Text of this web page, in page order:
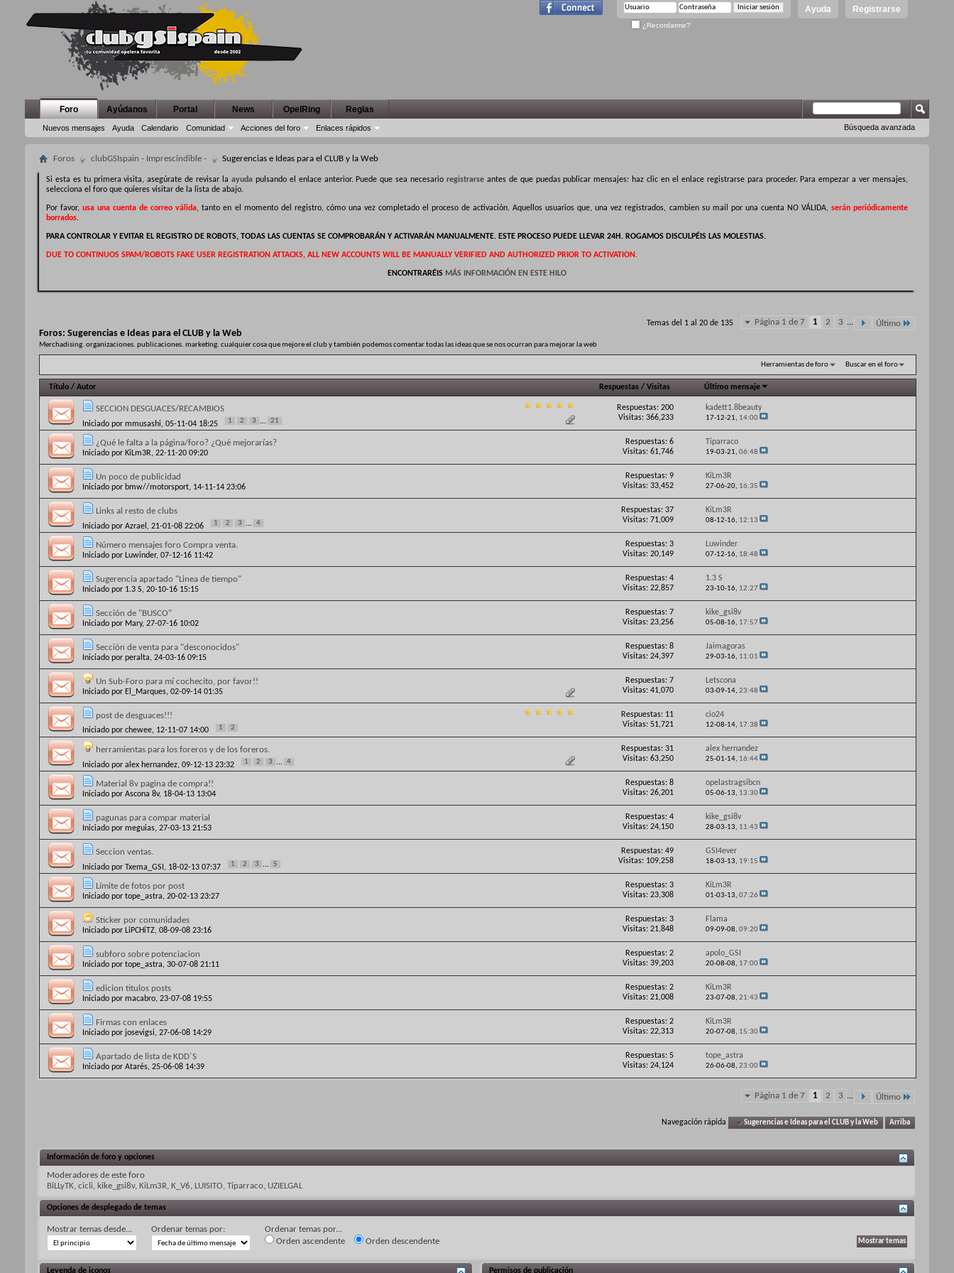
Registrarse
Ayuda
¿Recordarme?
Foro
Nuevos mensajes Ayuda Calendario Comunidad Acciones del foro Enlaces rápidos
Ayúdanos Portal News OpelRing Reglas
Búsqueda avanzada
Foros clubGSIspain - Imprescindible - Sugerencias e Ideas para el CLUB y la Web
Si esta es tu primera visita, asegúrate de revisar la ayudapulsando el enlace anterior. Puede que sea necesarioregistrarse antes de que puedas publicar mensajes: haz clic en el enlace registrarse para proceder. Para empezar a ver mensajes,
selecciona el foro que quieres visitar de la lista de abajo.
Por favor,usa una cuenta de correo válida, tanto en el momento del registro, cómo una vez completado el proceso de activación. Aquellos usuarios que, una vez registrados, cambien su mail por una cuenta NO VÁLIDA, serán periódicamente
borrados.
PARA CONTROLAR Y EVITAR EL REGISTRO DE ROBOTS, TODAS LAS CUENTAS SE COMPROBARÁN Y ACTIVARÁN MANUALMENTE. ESTE PROCESO PUEDE LLEVAR 24H. ROGAMOS DISCULPÉIS LAS MOLESTIAS.
DUE TO CONTINUOS SPAM/ROBOTS FAKE USER REGISTRATION ATTACKS, ALL NEW ACCOUNTS WILL BE MANUALLY VERIFIED AND AUTHORIZED PRIOR TO ACTIVATION.
ENCONTRARÉIS MÁS INFORMACIÓN EN ESTE HILO
Página 1 de 7 1 2 3 ... Último
Temas del 1 al 20 de 135
Foros: Sugerencias e Ideas para el CLUB y la Web
Merchadising. organizaciones. publicaciones. marketing. cualquier cosa que mejore el club y también podemos comentar todas las ideas que se nos ocurran para mejorar la web
Herramientas de foro Buscar en el foro
Título / Autor Respuestas /Visitas Último mensaje
SECCION DESGUACES/RECAMBIOS
Iniciado por mmusashi, 05-11-04 18:25 1 2 3 ... 21
Respuestas: 200
Visitas: 366,233
kadett1.8beauty
17-12-21, 14:00
¿Qué le falta a la página/foro? ¿Qué mejorarías?
Iniciado por KiLm3R, 22-11-20 09:20
Respuestas: 6
Visitas: 61,746
Tiparraco
19-03-21, 06:48
Un poco de publicidad
Iniciado por bmw//motorsport, 14-11-14 23:06
Respuestas: 9
Visitas: 33,452
KiLm3R
27-06-20, 16:35
Links al resto de clubs
Iniciado por Azrael , 21-01-08 22:06 1 2 3 ... 4
Respuestas: 37
Visitas: 71,009
KiLm3R
08-12-16, 12:13
Número mensajes foro Compra venta.
Iniciado por Luwinder, 07-12-16 11:42
Respuestas: 3
Visitas: 20,149
Luwinder
07-12-16, 18:48
Sugerencia apartado "Linea de tiempo"
Iniciado por 1.3 S, 20-10-16 15:15
Respuestas: 4
Visitas: 22,857
1.3 S
23-10-16, 12:27
Sección de "BUSCO"
Iniciado por Mary, 27-07-16 10:02
Respuestas: 7
Visitas: 23,256
kike_gsi8v
05-08-16, 17:57
Sección de venta para "desconocidos"
Iniciado por peralta, 24-03-16 09:15
Respuestas: 8
Visitas: 24,397
Jaimagoras
29-03-16, 11:01
Un Sub-Foro para mí cochecito, por favor!!
Iniciado por El_Marques, 02-09-14 01:35
Respuestas: 7
Visitas: 41,070
Letscona
03-09-14, 23:48
post de desguaces!!!
Iniciado por chewee, 12-11-07 14:00 1 2
Respuestas: 11
Visitas: 51,721
cio24
12-08-14, 17:38
herramientas para los foreros y de los foreros.
Iniciado por alex hernandez, 09-12-13 23:32 1 2 3 ... 4
Respuestas: 31
Visitas: 63,250
alex hernandez
25-01-14, 16:44
Material 8v pagina de compra!!
Iniciado por Ascona 8v, 18-04-13 13:04
Respuestas: 8
Visitas: 26,201
opelastragsibcn
05-06-13, 13:30
pagunas para compar material
Iniciado por meguias, 27-03-13 21:53
Respuestas: 4
Visitas: 24,150
kike_gsi8v
28-03-13, 11:43
Seccion ventas.
Iniciado por Txema_GSI , 18-02-13 07:37 1 2 3 ... 5
Respuestas: 49
Visitas: 109,258
GSI4ever
18-03-13, 19:15
Límite de fotos por post
Iniciado por tope_astra, 20-02-13 23:27
Respuestas: 3
Visitas: 23,308
KiLm3R
01-03-13, 07:26
Sticker por comunidades
Iniciado por LiPCHiTZ, 08-09-08 23:16
Respuestas: 3
Visitas: 21,848
Flama
09-09-08, 09:20
subforo sobre potenciacion
Iniciado por tope_astra, 30-07-08 21:11
Respuestas: 2
Visitas: 39,203
apolo_GSI
20-08-08, 17:00
edicion titulos posts
Iniciado por macabro, 23-07-08 19:55
Respuestas: 2
Visitas: 21,008
KiLm3R
23-07-08, 21:43
Firmas con enlaces
Iniciado por josevigsi, 27-06-08 14:29
Respuestas: 2
Visitas: 22,313
KiLm3R
20-07-08, 15:30
Apartado de lista de KDD´S
Iniciado por Atarés, 25-06-08 14:39
Respuestas: 5
Visitas: 24,124
tope_astra
26-06-08, 23:00
Página 1 de 7 1 2 3 ... Último
Navegación rápida Sugerencias e Ideas para el CLUB y la Web Arriba
Información de foro y opciones
Moderadores de este foro
BiLLyTK, cicli, kike_gsi8v, KiLm3R, K_V6, LUISITO, Tiparraco, UZIELGAL
Opciones de desplegado de temas
Mostrar temas desde... Ordenar temas por:
Ordenar temas por...
Orden ascendente
Orden descendente
Leyenda de iconos Permisos de publicación